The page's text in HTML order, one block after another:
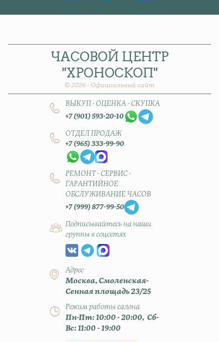
ЧАСОВОЙ ЦЕНТР
"ХРОНОСКОП"
© 2026 - Официальный сайт
ВЫКУП - ОЦЕНКА - СКУПКА
+7 (901) 593-20-10
ОТДЕЛ ПРОДАЖ
+7 (965) 333-99-90
РЕМОНТ - СЕРВИС -
ГАРАНТИЙНОЕ
ОБСЛУЖИВАНИЕ ЧАСОВ
+7 (999) 877-99-50
Подписывайтесь на наши
группы в соцсетях
Адрес
Москва, Смоленская-
Сенная площадь 23/25
Режим работы салона
Пн-Пт: 10:00 - 20:00, Сб-
Вс: 11:00 - 19:00